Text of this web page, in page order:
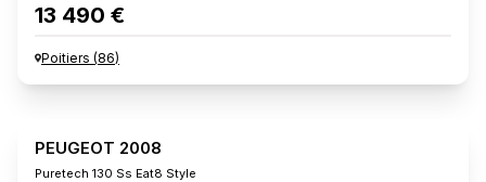
13 490 €
Poitiers (86)
PEUGEOT 2008
Puretech 130 Ss Eat8 Style